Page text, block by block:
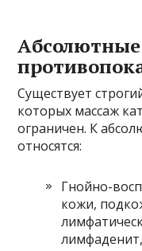
Существует
которых массаж
ограничен. К
относятся:
Гнойно-
кожи,